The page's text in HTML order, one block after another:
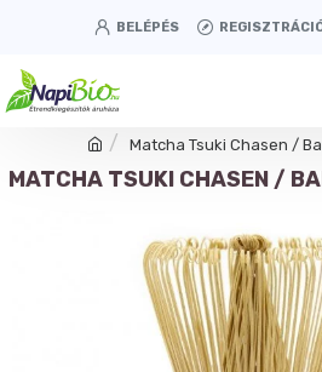
BELÉPÉS
Matcha Tsuki Chasen /
MATCHA TSUKI CHASEN /